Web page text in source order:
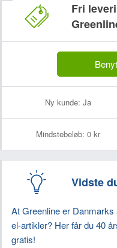
Fri
Ny kunde: Ja
Mindstebeløb: 0 kr
Vidste
At Greenline er
el-artikler? Her får du 40
gratis!